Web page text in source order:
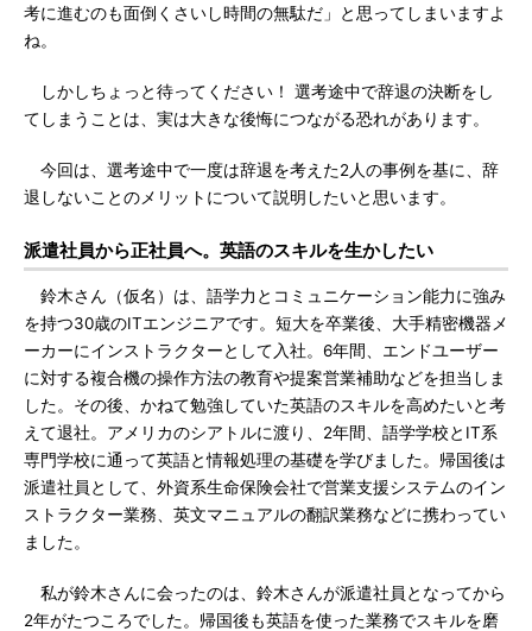
考に進むのも面倒くさいし時間の無駄だ」と思ってしまいますよ
ね。
しかしちょっと待ってください！ 選考途中で辞退の決断をし
てしまうことは、実は大きな後悔につながる恐れがあります。
今回は、選考途中で一度は辞退を考えた2人の事例を基に、辞
退しないことのメリットについて説明したいと思います。
派遣社員から正社員へ。英語のスキルを生かしたい
鈴木さん（仮名）は、語学力とコミュニケーション能力に強み
を持つ30歳のITエンジニアです。短大を卒業後、大手精密機器メ
ーカーにインストラクターとして入社。6年間、エンドユーザー
に対する複合機の操作方法の教育や提案営業補助などを担当しま
した。その後、かねて勉強していた英語のスキルを高めたいと考
えて退社。アメリカのシアトルに渡り、2年間、語学学校とIT系
専門学校に通って英語と情報処理の基礎を学びました。帰国後は
派遣社員として、外資系生命保険会社で営業支援システムのイン
ストラクター業務、英文マニュアルの翻訳業務などに携わってい
ました。
私が鈴木さんに会ったのは、鈴木さんが派遣社員となってから
2年がたつころでした。帰国後も英語を使った業務でスキルを磨